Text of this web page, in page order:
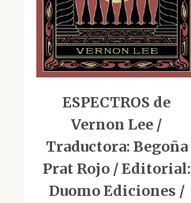
ESPECTROS de
Vernon Lee /
Traductora: Begoña
Prat Rojo / Editorial:
Duomo Ediciones /